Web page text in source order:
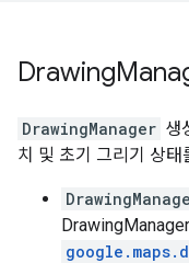
Drawing
DrawingManager 생
치 및 초기 그리기 상